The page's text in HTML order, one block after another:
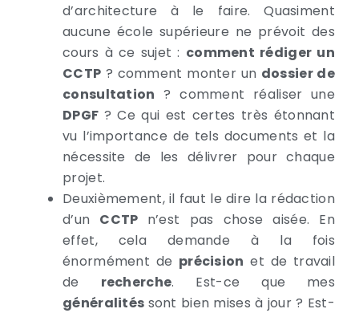
d’architecture à le faire. Quasiment
aucune école supérieure ne prévoit des
cours à ce sujet : comment rédiger un
CCTP ? comment monter un dossier de
consultation ? comment réaliser une
DPGF ? Ce qui est certes très étonnant
vu l’importance de tels documents et la
nécessite de les délivrer pour chaque
projet.
Deuxièmement, il faut le dire la rédaction
d’un CCTP n’est pas chose aisée. En
effet, cela demande à la fois
énormément de précision et de travail
de recherche. Est-ce que mes
généralités sont bien mises à jour ? Est-